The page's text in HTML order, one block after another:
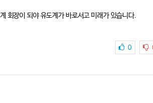
회장이 되야 유도계가 바로서고 미래가 있습니다.
0